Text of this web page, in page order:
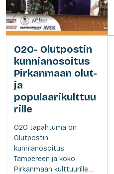
O2O- Olutpostin
kunnianosoitus
Pirkanmaan olut-
ja
populaarikulttuu
rille
O2O tapahtuma on
Olutpostin
kunnianosoitus
Tampereen ja koko
Pirkanmaan kulttuurille....